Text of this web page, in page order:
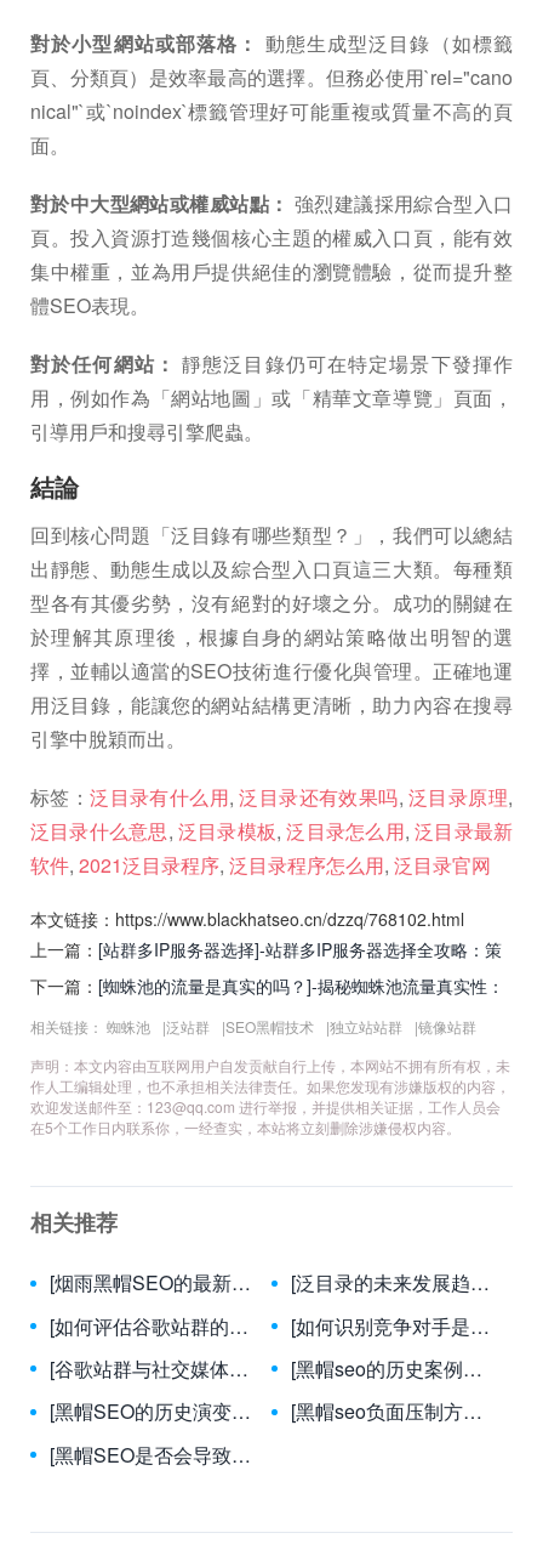
對於小型網站或部落格： 動態生成型泛目錄（如標籤
頁、分類頁）是效率最高的選擇。但務必使用`rel="cano
nical"`或`noindex`標籤管理好可能重複或質量不高的頁
面。
對於中大型網站或權威站點： 強烈建議採用綜合型入口
頁。投入資源打造幾個核心主題的權威入口頁，能有效
集中權重，並為用戶提供絕佳的瀏覽體驗，從而提升整
體SEO表現。
對於任何網站： 靜態泛目錄仍可在特定場景下發揮作
用，例如作為「網站地圖」或「精華文章導覽」頁面，
引導用戶和搜尋引擎爬蟲。
結論
回到核心問題「泛目錄有哪些類型？」，我們可以總結
出靜態、動態生成以及綜合型入口頁這三大類。每種類
型各有其優劣勢，沒有絕對的好壞之分。成功的關鍵在
於理解其原理後，根據自身的網站策略做出明智的選
擇，並輔以適當的SEO技術進行優化與管理。正確地運
用泛目錄，能讓您的網站結構更清晰，助力內容在搜尋
引擎中脫穎而出。
标签：泛目录有什么用,泛目录还有效果吗,泛目录原理,
泛目录什么意思, 泛目录模板,泛目录怎么用,泛目录最新
软件, 2021泛目录程序, 泛目录程序怎么用, 泛目录官网
本文链接：https://www.blackhatseo.cn/dzzq/768102.html
上一篇： [站群多IP服务器选择]-站群多IP服务器选择全攻略：策
略、类型与SEO优化关键
下一篇： [蜘蛛池的流量是真实的吗？]-揭秘蜘蛛池流量真实性：
技术原理与风险分析
相关链接： 蜘蛛池 |泛站群 |SEO黑帽技术 |独立站站群 |镜像站群
声明：本文内容由互联网用户自发贡献自行上传，本网站不拥有所有权，未
作人工编辑处理，也不承担相关法律责任。如果您发现有涉嫌版权的内容，
欢迎发送邮件至： 123@qq.com 进行举报，并提供相关证据，工作人员会
在5个工作日内联系你，一经查实，本站将立刻删除涉嫌侵权内容。
相关推荐
[烟雨黑帽SEO的最新趋势？]-烟雨黑帽SEO 2024年最新趋势与风险应对策略
[泛目录的未来发展趋势如何？]-探索泛目录技术的未来发展方向及其对行业的影响
[如何评估谷歌站群的长期可持续性？]-如何科学评估谷歌站群策略的长期生存能力？
[如何识别竞争对手是否在使用黑帽SEO？]-揭秘竞争对手的黑帽SEO手段：7大识别技巧与应对策略
[谷歌站群与社交媒体如何结合？]-谷歌站群与社交媒体整合策略：提升流量与品牌影响力的终极指南
[黑帽seo的历史案例解析]-黑帽SEO兴衰录：十大经典历史案例深度剖析与警示
[黑帽SEO的历史演变是怎样的？]-黑帽SEO技术从过去到现在的演变历程
[黑帽seo负面压制方法]-揭秘黑帽SEO负面压制风险与合法应对策略
[黑帽SEO是否会导致客户流失]-黑帽SEO与客户流失：揭秘隐藏的风险与代价